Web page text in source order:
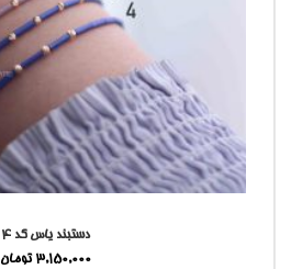
دستبند یاس کد ۴
3,150,000 تومان